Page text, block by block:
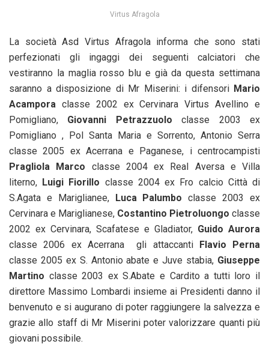
Virtus Afragola
La società Asd Virtus Afragola informa che sono stati
perfezionati gli ingaggi dei seguenti calciatori che
vestiranno la maglia rosso blu e già da questa settimana
saranno a disposizione di Mr Miserini: i difensori Mario
Acampora classe 2002 ex Cervinara Virtus Avellino e
Pomigliano, Giovanni Petrazzuolo classe 2003 ex
Pomigliano , Pol Santa Maria e Sorrento, Antonio Serra
classe 2005 ex Acerrana e Paganese, i centrocampisti
Pragliola Marco classe 2004 ex Real Aversa e Villa
literno, Luigi Fiorillo classe 2004 ex Fro calcio Città di
S.Agata e Mariglianee, Luca Palumbo classe 2003 ex
Cervinara e Mariglianese, Costantino Pietroluongo classe
2002 ex Cervinara, Scafatese e Gladiator, Guido Aurora
classe 2006 ex Acerrana gli attaccanti Flavio Perna
classe 2005 ex S. Antonio abate e Juve stabia, Giuseppe
Martino classe 2003 ex S.Abate e Cardito a tutti loro il
direttore Massimo Lombardi insieme ai Presidenti danno il
benvenuto e si augurano di poter raggiungere la salvezza e
grazie allo staff di Mr Miserini poter valorizzare quanti più
giovani possibile.